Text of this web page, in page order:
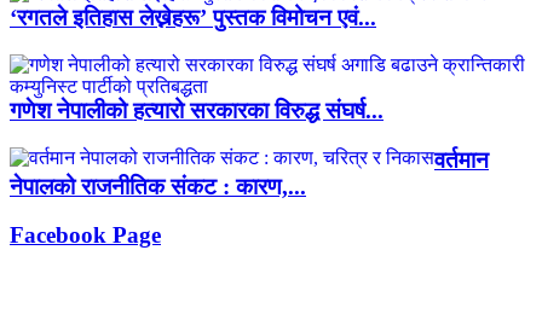
‘रगतले इतिहास लेख्नेहरू’ पुस्तक विमोचन एवं...
गणेश नेपालीको हत्यारो सरकारका विरुद्ध संघर्ष...
वर्तमान
नेपालको राजनीतिक संकट : कारण,...
Facebook Page